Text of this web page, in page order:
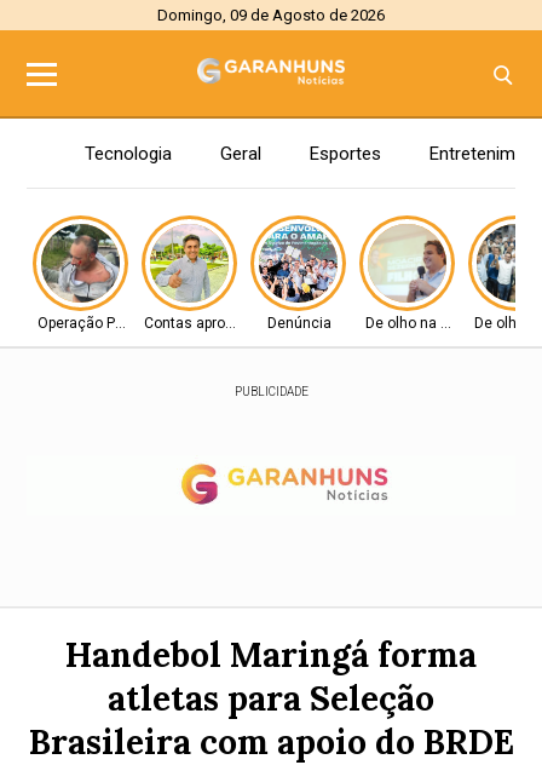
Domingo, 09 de Agosto de 2026
Tecnologia Geral Esportes
Operação PolicialContas aprovadas Denúncia De olho na AlepeDe olho
PUBLICIDADE
Handebol Maringá forma
atletas para Seleção
Brasileira com apoio do BRDE